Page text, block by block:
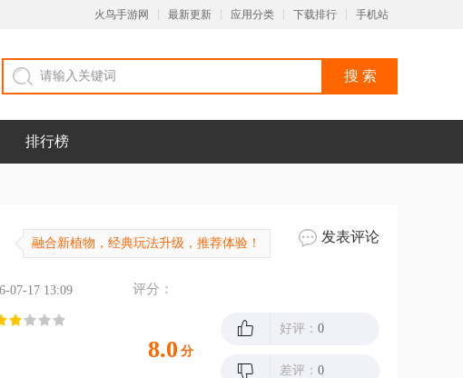
火鸟手游网 最新更新 应用分类 下载排行 手机站
排行榜
融合新植物，经典玩法升级，推荐体验！ 发表评论
07-17 13:09
评分：
8.0 分
好评： 0
差评： 0